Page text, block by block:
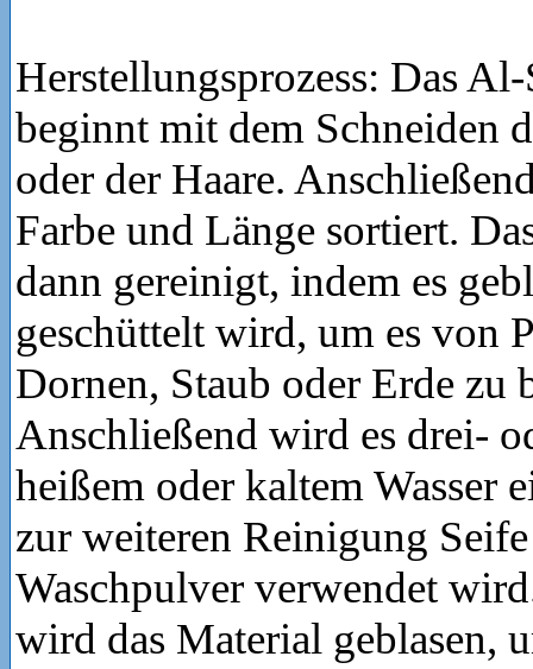
Herstellungsprozess: Das
beginnt mit dem Schneiden
oder der Haare.
Farbe und Länge sortiert.
dann gereinigt, indem es
geschüttelt wird, um es von
Dornen, Staub oder Erde zu
Anschließend wird es drei-
heißem oder kaltem Wasser
zur weiteren Reinigung
Waschpulver verwendet
wird das Material geblasen,